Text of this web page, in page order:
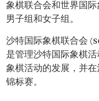
象棋联合会和世界国
男子组和女子组。
沙特国际象棋联合会
是管理沙特国际象棋
象棋活动的发展，并
锦标赛。